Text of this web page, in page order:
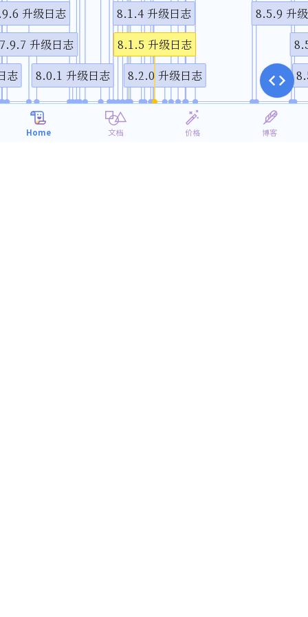
8.5.9 升
8.2.0 升级日志
8.1.5 升级日志
8.1.4 升级日志
8.0.1 升级日志
7.9.7 升级日志
升级日志
志
1月
2020
4月 7月 10月
Home 文档 价格 博客